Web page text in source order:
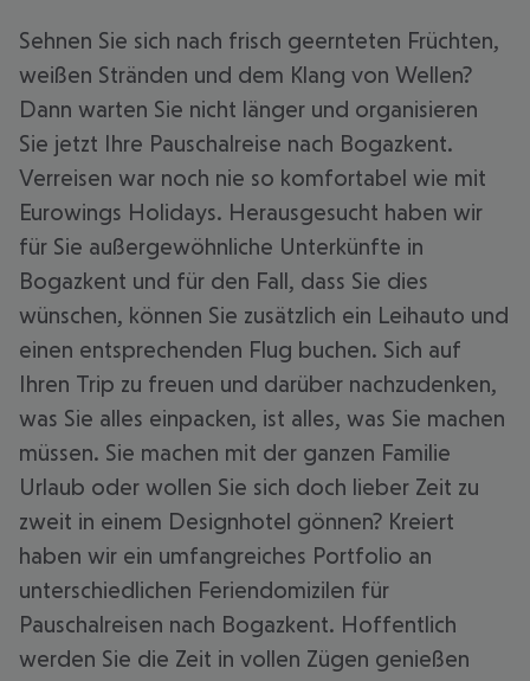
Sehnen Sie sich nach frisch geernteten Früchten,
weißen Stränden und dem Klang von Wellen?
Dann warten Sie nicht länger und organisieren
Sie jetzt Ihre Pauschalreise nach Bogazkent.
Verreisen war noch nie so komfortabel wie mit
Eurowings Holidays. Herausgesucht haben wir
für Sie außergewöhnliche Unterkünfte in
Bogazkent und für den Fall, dass Sie dies
wünschen, können Sie zusätzlich ein Leihauto und
einen entsprechenden Flug buchen. Sich auf
Ihren Trip zu freuen und darüber nachzudenken,
was Sie alles einpacken, ist alles, was Sie machen
müssen. Sie machen mit der ganzen Familie
Urlaub oder wollen Sie sich doch lieber Zeit zu
zweit in einem Designhotel gönnen? Kreiert
haben wir ein umfangreiches Portfolio an
unterschiedlichen Feriendomizilen für
Pauschalreisen nach Bogazkent. Hoffentlich
werden Sie die Zeit in vollen Zügen genießen